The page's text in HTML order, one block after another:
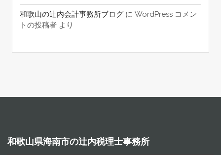
和歌山の辻内会計事務所ブログに WordPress コメン
トの投稿者より
和歌山県海南市の辻内税理士事務所